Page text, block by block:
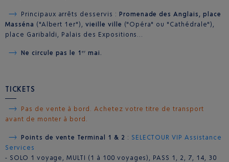
Principaux arrêts desservis : Promenade des Anglais, place
Masséna ("Albert 1er"),vieille ville ("Opéra" ou "Cathédrale"),
place Garibaldi, Palais des Expositions…
Ne circule pas le 1er mai.
TICKETS
Pas de vente à bord. Achetez votre titre de transport
avant de monter à bord.
Points de vente Terminal 1 & 2 : SELECTOUR VIP Assistance
Services
- SOLO 1 voyage, MULTI (1 à 100 voyages), PASS 1, 2, 7, 14, 30